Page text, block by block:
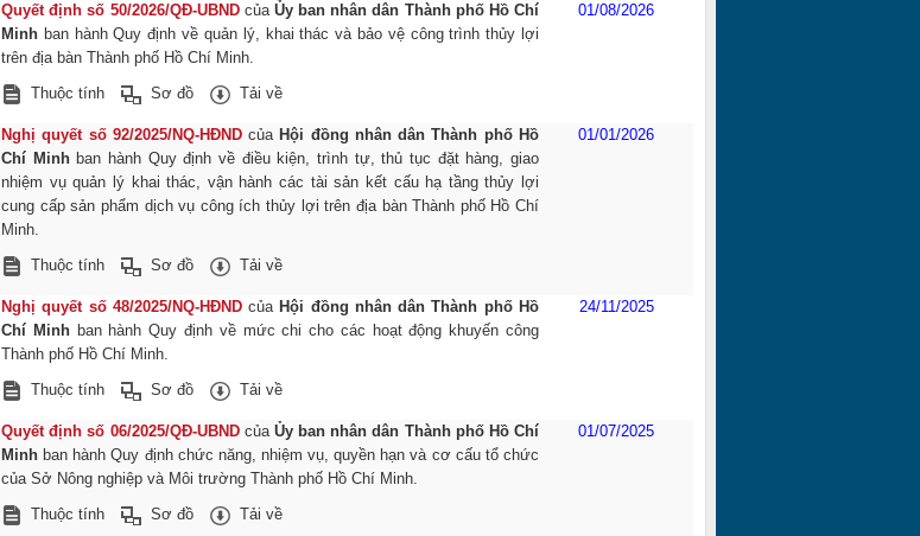
Quyết định số 50/2026/QĐ-UBNDcủa Ủy ban nhân dân Thành phố Hồ Chí
Minh ban hành Quy định về quản lý, khai thác và bảo vệ công trình thủy lợi
trên địa bàn Thành phố Hồ Chí Minh.
Thuộc tính
Sơ đồ Tải về
01/08/2026
Nghị quyết số 92/2025/NQ-HĐNDcủa Hội đồng nhân dân Thành phố Hồ
Chí Minhban hành Quy định về điều kiện, trình tự, thủ tục đặt hàng, giao
nhiệm vụ quản lý khai thác, vận hành các tài sản kết cấu hạ tầng thủy lợi
cung cấp sản phẩm dịch vụ công ích thủy lợi trên địa bàn Thành phố Hồ Chí
Minh.
Thuộc tính
Sơ đồ Tải về
01/01/2026
Nghị quyết số 48/2025/NQ-HĐNDcủa Hội đồng nhân dân Thành phố Hồ
Chí Minhban hành Quy định về mức chi cho các hoạt động khuyến công
Thành phố Hồ Chí Minh.
Thuộc tính
Sơ đồ Tải về
24/11/2025
Quyết định số 06/2025/QĐ-UBNDcủa Ủy ban nhân dân Thành phố Hồ Chí
Minh ban hành Quy định chức năng, nhiệm vụ, quyền hạn và cơ cấu tổ chức
của Sở Nông nghiệp và Môi trường Thành phố Hồ Chí Minh.
Thuộc tính
Sơ đồ Tải về
01/07/2025